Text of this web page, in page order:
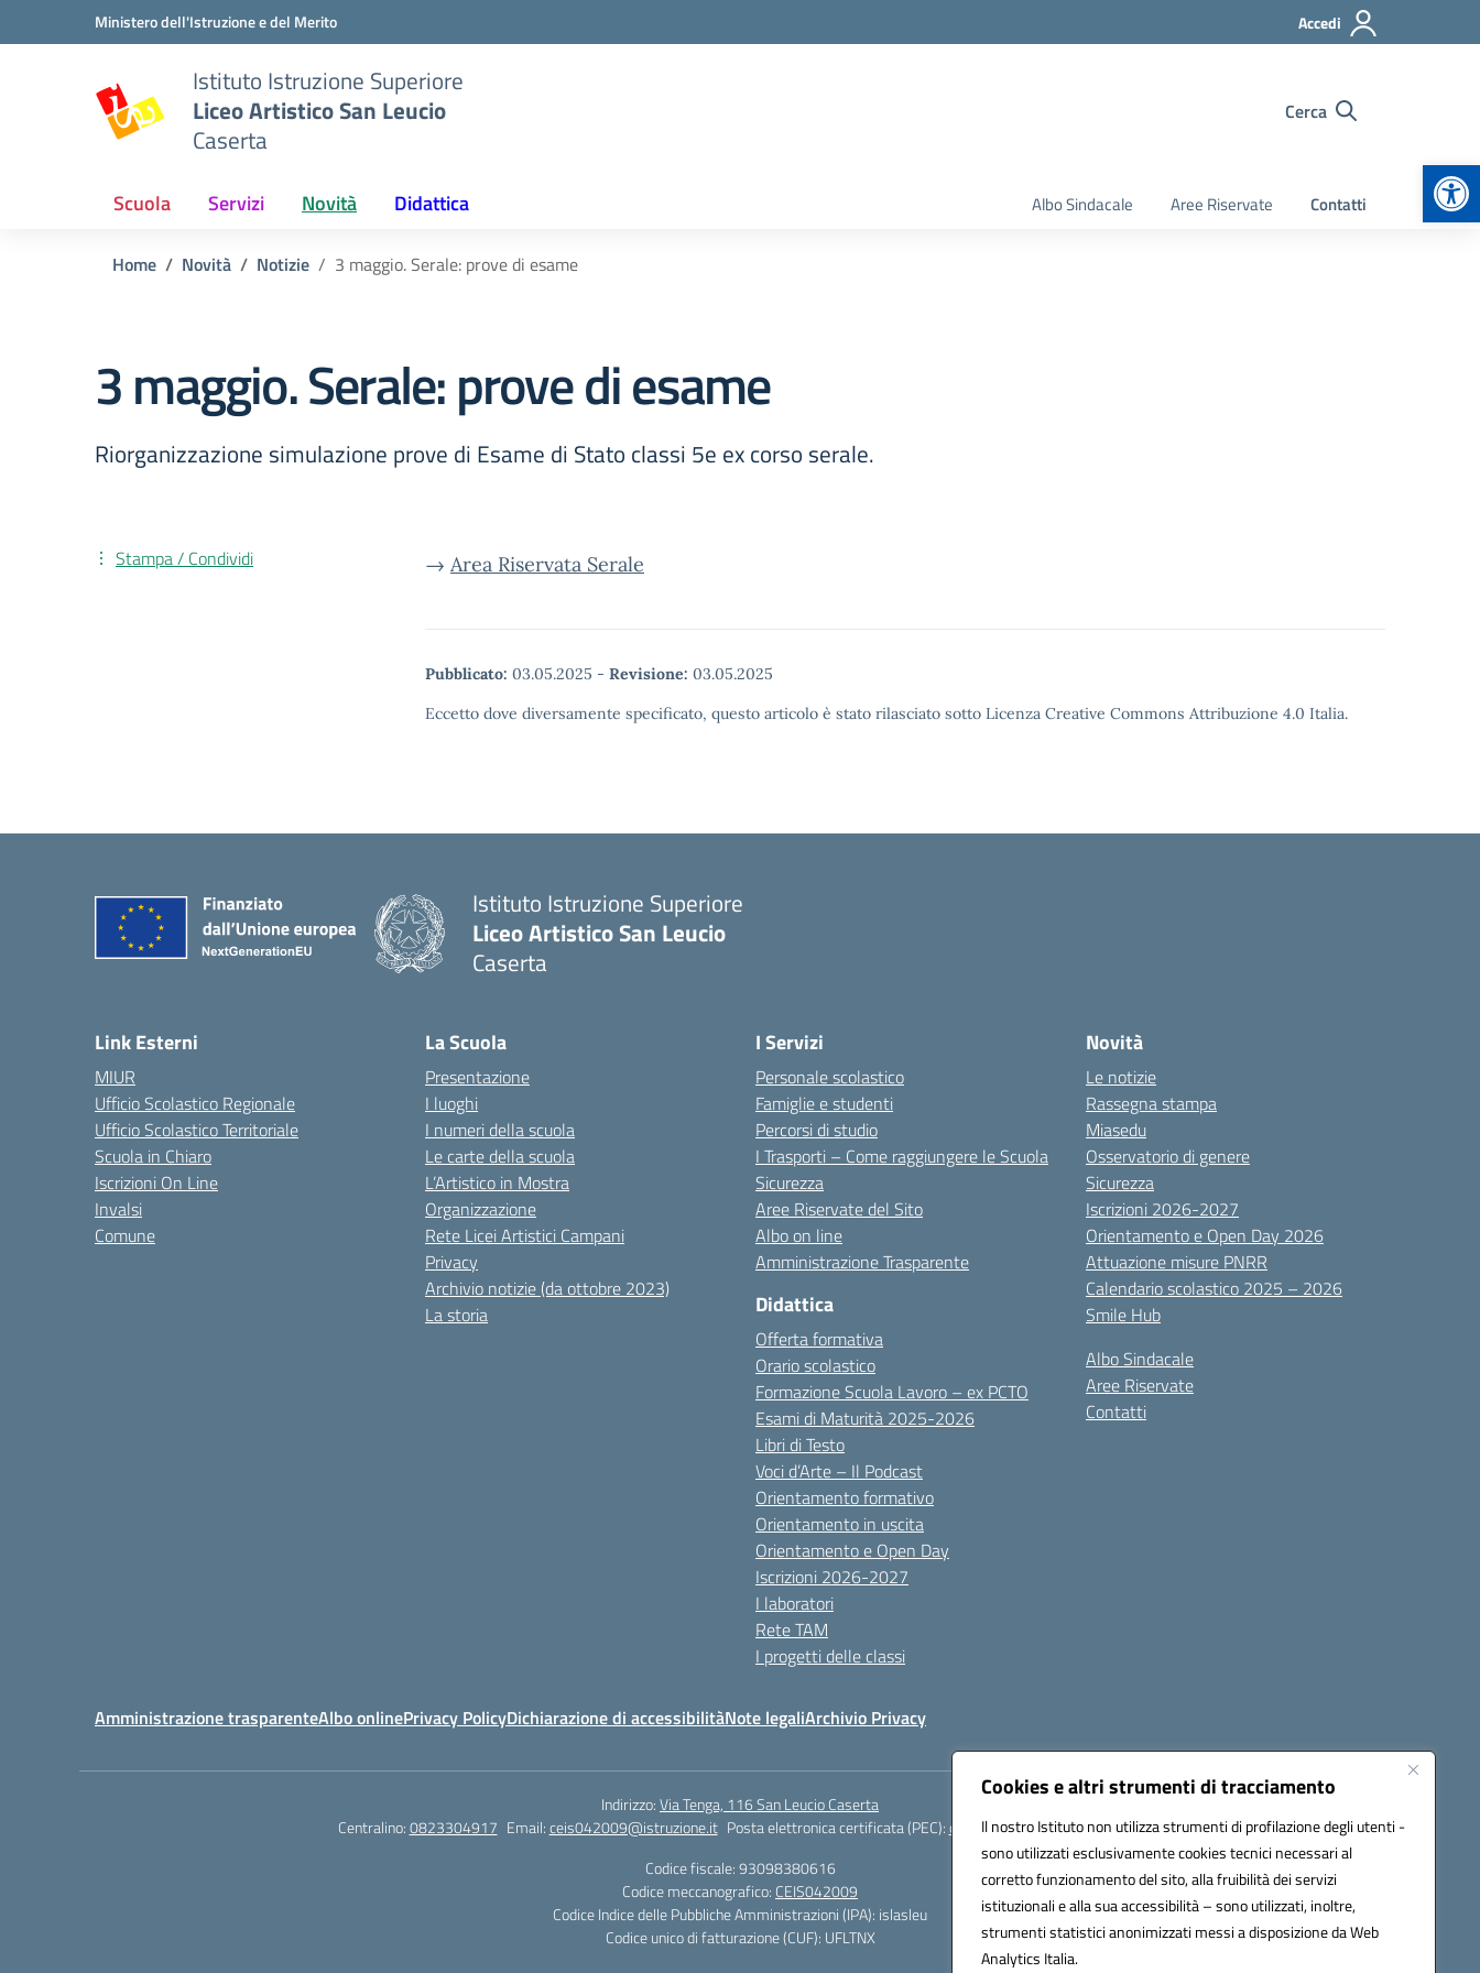
Cookies e altri strumenti di tracciamento
Il nostro Istituto non utilizza strumenti di profilazione degli utenti -
sono utilizzati esclusivamente cookies tecnici necessari al
corretto funzionamento del sito, alla fruibilità dei servizi
istituzionali e alla sua accessibilità – sono utilizzati, inoltre,
strumenti statistici anonimizzati messi a disposizione da Web
Analytics Italia.
Vai ai contenuti
Vai al menu di navigazioneMinistero dell'Istruzione e del Merito Accedi
Istituto Istruzione Superiore
Liceo Artistico San Leucio
Caserta
Cerca
Scuola Servizi Novità Didattica Albo Sindacale Aree Riservate Contatti
Home Novità Notizie 3 maggio. Serale: prove di esame
3 maggio. Serale: prove di esame
Riorganizzazione simulazione prove di Esame di Stato classi 5e ex corso serale.
→ Area Riservata Serale
Pubblicato: 03.05.2025 - Revisione: 03.05.2025
Eccetto dove diversamente specificato, questo articolo è stato rilasciato sotto Licenza Creative Commons Attribuzione 4.0 Italia.
Stampa / Condividi
Istituto Istruzione Superiore
Liceo Artistico San Leucio
Caserta
Link Esterni
MIUR
Ufficio Scolastico Regionale
Ufficio Scolastico Territoriale
Scuola in Chiaro
Iscrizioni On Line
Invalsi
Comune
La Scuola
Presentazione
I luoghi
I numeri della scuola
Le carte della scuola
L’Artistico in Mostra
Organizzazione
Rete Licei Artistici Campani
Privacy
Archivio notizie (da ottobre 2023)
La storia
I Servizi
Personale scolastico
Famiglie e studenti
Percorsi di studio
I Trasporti – Come raggiungere le Scuola
Sicurezza
Aree Riservate del Sito
Albo on line
Amministrazione Trasparente
Didattica
Offerta formativa
Orario scolastico
Formazione Scuola Lavoro – ex PCTO
Esami di Maturità 2025-2026
Libri di Testo
Voci d’Arte – Il Podcast
Orientamento formativo
Orientamento in uscita
Orientamento e Open Day
Iscrizioni 2026-2027
I laboratori
Rete TAM
I progetti delle classi
Novità
Le notizie
Rassegna stampa
Miasedu
Osservatorio di genere
Sicurezza
Iscrizioni 2026-2027
Orientamento e Open Day 2026
Attuazione misure PNRR
Calendario scolastico 2025 – 2026
Smile Hub
Albo Sindacale
Aree Riservate
Contatti
Amministrazione trasparenteAlbo onlinePrivacy PolicyDichiarazione di accessibilitàNote legaliArchivio Privacy
Indirizzo:Via Tenga, 116 San Leucio Caserta
Centralino:0823304917 Email:ceis042009@istruzione.it Posta elettronica certificata (PEC):ceis042009@pec.istruzione.it
Codice fiscale: 93098380616
Codice meccanografico: CEIS042009
Codice Indice delle Pubbliche Amministrazioni (IPA): islasleu
Codice unico di fatturazione (CUF): UFLTNX